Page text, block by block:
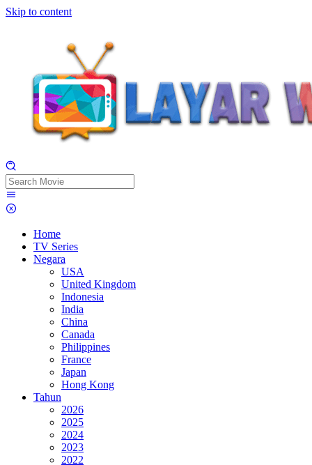
Skip to content
Home
TV Series
Negara
USA
United Kingdom
Indonesia
India
China
Canada
Philippines
France
Japan
Hong Kong
Tahun
2026
2025
2024
2023
2022